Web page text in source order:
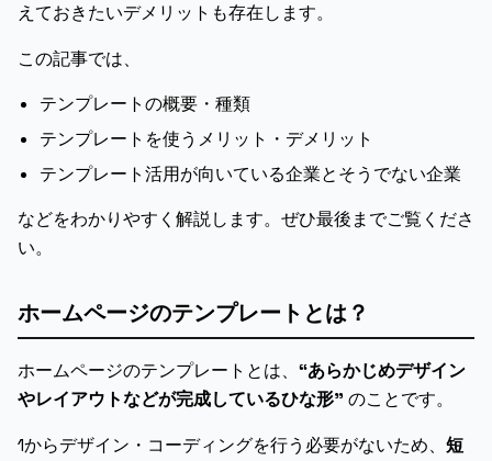
えておきたいデメリットも存在します。
この記事では、
テンプレートの概要・種類
テンプレートを使うメリット・デメリット
テンプレート活用が向いている企業とそうでない企業
などをわかりやすく解説します。ぜひ最後までご覧くださ
い。
ホームページのテンプレートとは？
ホームページのテンプレートとは、 “あらかじめデザイン
やレイアウトなどが完成しているひな形” のことです。
1からデザイン・コーディングを行う必要がないため、 短